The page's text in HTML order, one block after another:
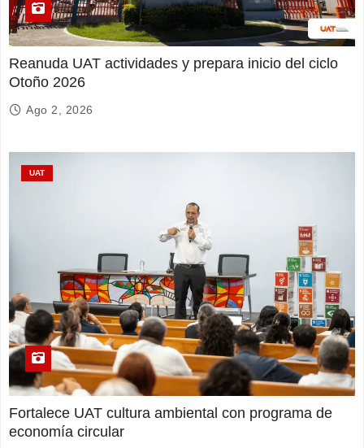
Reanuda UAT actividades y prepara inicio del ciclo
Otoño 2026
Ago 2, 2026
UAT
Fortalece UAT cultura ambiental con programa de
economía circular